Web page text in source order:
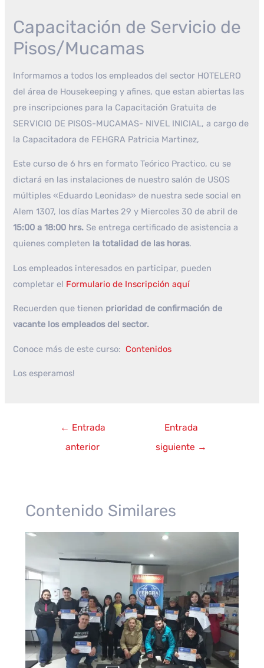
Capacitación de Servicio de
Pisos/Mucamas
Informamos a todos los empleados del sector HOTELERO
del área de Housekeeping y afines, que estan abiertas las
pre inscripciones para la Capacitación Gratuita de
SERVICIO DE PISOS-MUCAMAS- NIVEL INICIAL, a cargo de
la Capacitadora de FEHGRA Patricia Martinez,
Este curso de 6 hrs en formato Teórico Practico, cu se
dictará en las instalaciones de nuestro salón de USOS
múltiples «Eduardo Leonidas» de nuestra sede social en
Alem 1307, los días Martes 29 y Miercoles 30 de abril de
15:00 a 18:00 hrs. Se entrega certificado de asistencia a
quienes completen la totalidad de las horas.
Los empleados interesados en participar, pueden
completar el Formulario de Inscripción aquí
Recuerden que tienen prioridad de confirmación de
vacante los empleados del sector.
Conoce más de este curso: Contenidos
Los esperamos!
Navegación
← Entrada
anterior
Entrada
siguiente →
Contenido Similares